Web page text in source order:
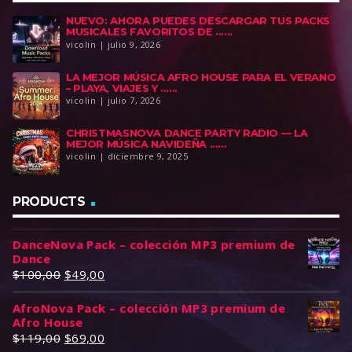
NUEVO: AHORA PUEDES DESCARGAR TUS PACKS
MUSICALES FAVORITOS DE ......
vicolin | julio 9, 2026
LA MEJOR MÚSICA AFRO HOUSE PARA EL VERANO
– PLAYA, VIAJES Y ......
vicolin | julio 7, 2026
CHRISTMASNOVA DANCE PARTY RADIO — LA
MEJOR MÚSICA NAVIDEÑA ......
vicolin | diciembre 9, 2025
PRODUCTS
DanceNova Pack – colección MP3 premium de
Dance
$100,00 E
l
p
r
e
$49,00
l
p
e
AfroNova Pack – colección MP3 premium de
Afro House
$119,00 E
$69,00